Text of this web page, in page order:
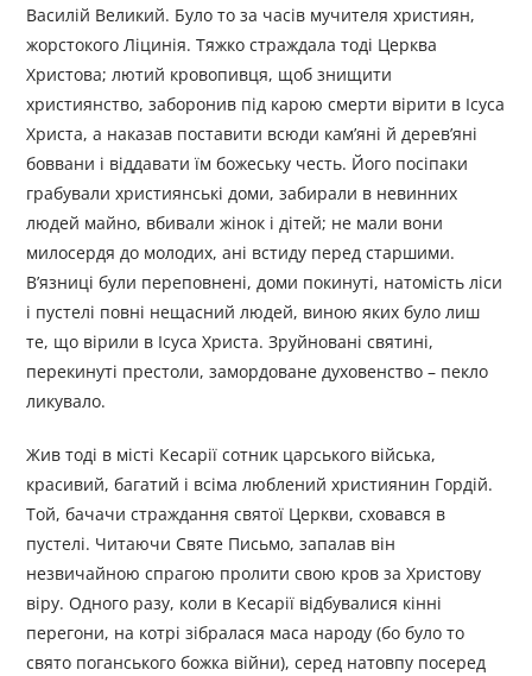
Василій Великий. Було то за часів мучителя християн,
жорстокого Ліцинія. Тяжко страждала тоді Церква
Христова; лютий кровопивця, щоб знищити
християнство, заборонив під карою смерти вірити в Ісуса
Христа, а наказав поставити всюди кам’яні й дерев’яні
боввани і віддавати їм божеську честь. Його посіпаки
грабували християнські доми, забирали в невинних
людей майно, вбивали жінок і дітей; не мали вони
милосердя до молодих, ані встиду перед старшими.
В’язниці були переповнені, доми покинуті, натомість ліси
і пустелі повні нещасний людей, виною яких було лиш
те, що вірили в Ісуса Христа. Зруйновані святині,
перекинуті престоли, замордоване духовенство – пекло
ликувало.
Жив тоді в місті Кесарії сотник царського війська,
красивий, багатий і всіма люблений християнин Гордій.
Той, бачачи страждання святої Церкви, сховався в
пустелі. Читаючи Святе Письмо, запалав він
незвичайною спрагою пролити свою кров за Христову
віру. Одного разу, коли в Кесарії відбувалися кінні
перегони, на котрі зібралася маса народу (бо було то
свято поганського божка війни), серед натовпу посеред